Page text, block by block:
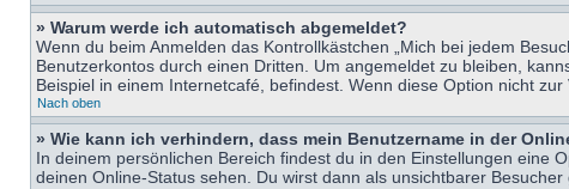
» Warum werde ich automatisch abgemeldet?
Wenn du beim Anmelden das Kontrollkästchen „Mich bei jedem
Benutzerkontos durch einen Dritten. Um angemeldet zu bleiben,
Beispiel in einem Internetcafé, befindest. Wenn diese Option nicht
Nach oben
» Wie kann ich verhindern, dass mein Benutzername in der
In deinem persönlichen Bereich findest du in den Einstellungen eine
deinen Online-Status sehen. Du wirst dann als unsichtbarer Besucher